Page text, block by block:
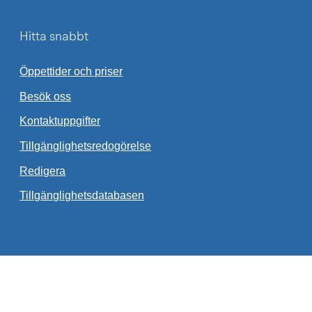
Hitta snabbt
Öppettider och priser
Besök oss
Kontaktuppgifter
Tillgänglighetsredogörelse
Redigera
Tillgänglighetsdatabasen